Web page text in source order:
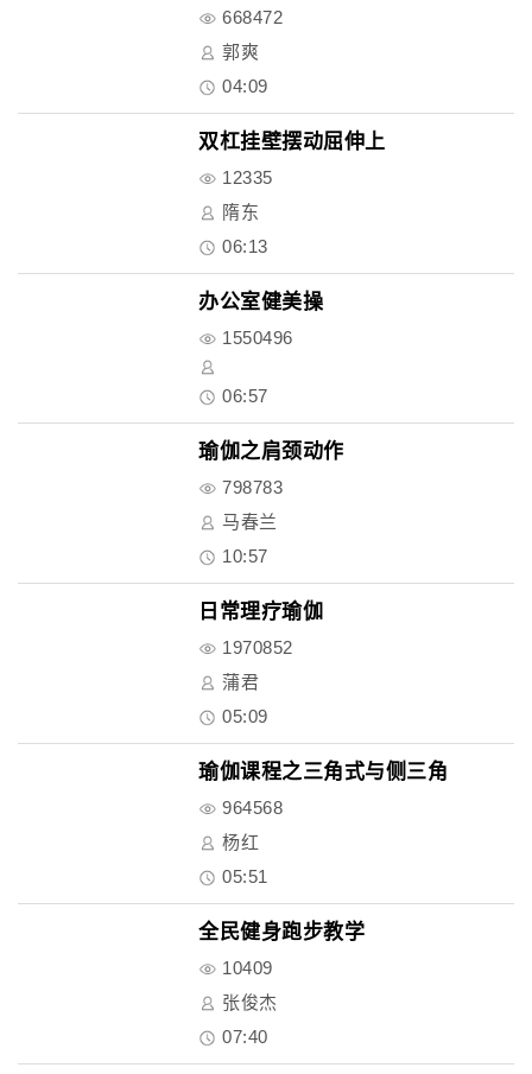
668472
郭爽
04:09
双杠挂壁摆动屈伸上
12335
隋东
06:13
办公室健美操
1550496
06:57
瑜伽之肩颈动作
798783
马春兰
10:57
日常理疗瑜伽
1970852
蒲君
05:09
瑜伽课程之三角式与侧三角
964568
杨红
05:51
全民健身跑步教学
10409
张俊杰
07:40